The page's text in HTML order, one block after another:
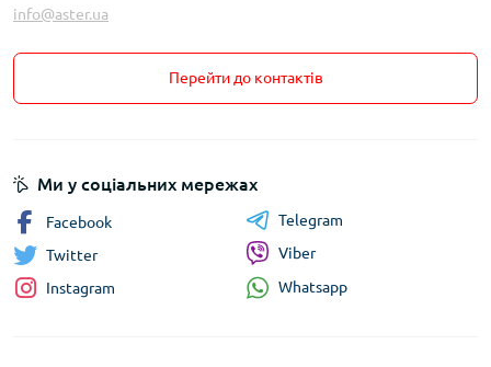
info@aster.ua
Перейти до контактів
Ми у соціальних мережах
Facebook
Twitter
Instagram
Telegram
Viber
Whatsapp